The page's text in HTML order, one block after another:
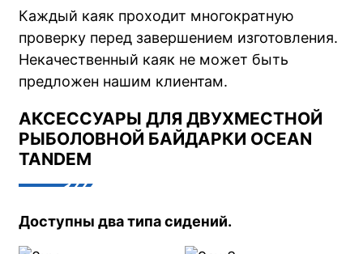
Каждый каяк проходит многократную
проверку перед завершением изготовления.
Некачественный каяк не может быть
предложен нашим клиентам.
АКСЕССУАРЫ ДЛЯ ДВУХМЕСТНОЙ
РЫБОЛОВНОЙ БАЙДАРКИ OCEAN
TANDEM
Доступны два типа сидений.